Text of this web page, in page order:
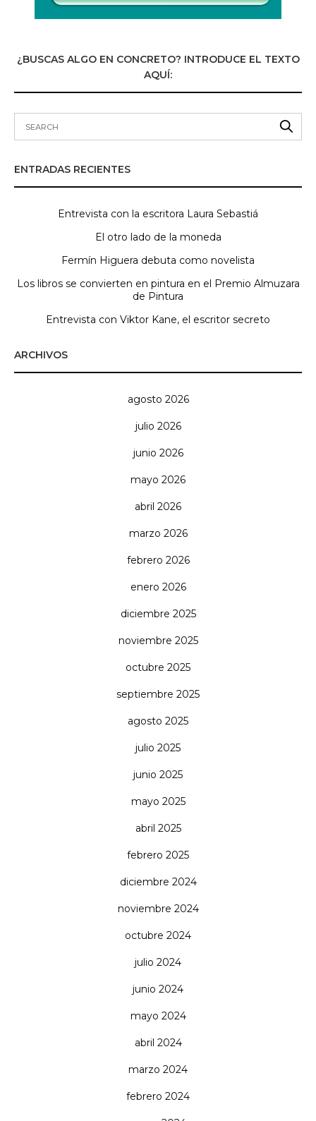
¿BUSCAS ALGO EN CONCRETO? INTRODUCE EL TEXTO
AQUÍ:
ENTRADAS RECIENTES
Entrevista con la escritora Laura Sebastiá
El otro lado de la moneda
Fermín Higuera debuta como novelista
Los libros se convierten en pintura en el Premio Almuzara
de Pintura
Entrevista con Viktor Kane, el escritor secreto
ARCHIVOS
agosto 2026
julio 2026
junio 2026
mayo 2026
abril 2026
marzo 2026
febrero 2026
enero 2026
diciembre 2025
noviembre 2025
octubre 2025
septiembre 2025
agosto 2025
julio 2025
junio 2025
mayo 2025
abril 2025
febrero 2025
diciembre 2024
noviembre 2024
octubre 2024
julio 2024
junio 2024
mayo 2024
abril 2024
marzo 2024
febrero 2024